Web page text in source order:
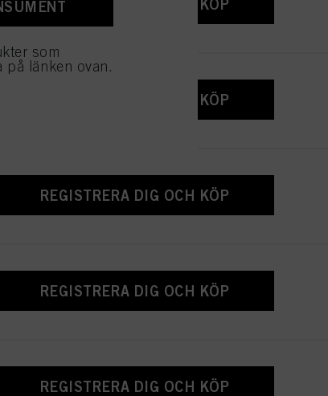
REGISTRERA DIG OCH KÖP
REGISTRERA DIG OCH KÖP
REGISTRERA DIG OCH KÖP
REGISTRERA DIG OCH KÖP
REGISTRERA DIG OCH KÖP
som
på länken ovan.